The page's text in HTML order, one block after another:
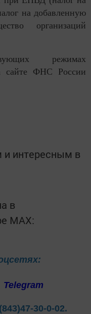
на добавленную
организаций
режимах
сайте ФНС России
интересным в
в
MАХ:
Telegram
30-0-02.